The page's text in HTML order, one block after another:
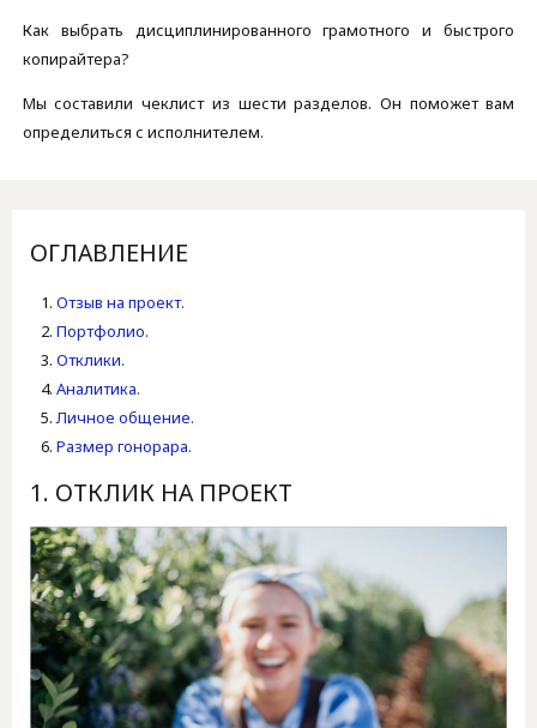
Как выбрать дисциплинированного грамотного и быстрого
копирайтера?
Мы составили чеклист из шести разделов. Он поможет вам
определиться с исполнителем.
ОГЛАВЛЕНИЕ
Отзыв на проект.
Портфолио.
Отклики.
Аналитика.
Личное общение.
Размер гонорара.
1. ОТКЛИК НА ПРОЕКТ